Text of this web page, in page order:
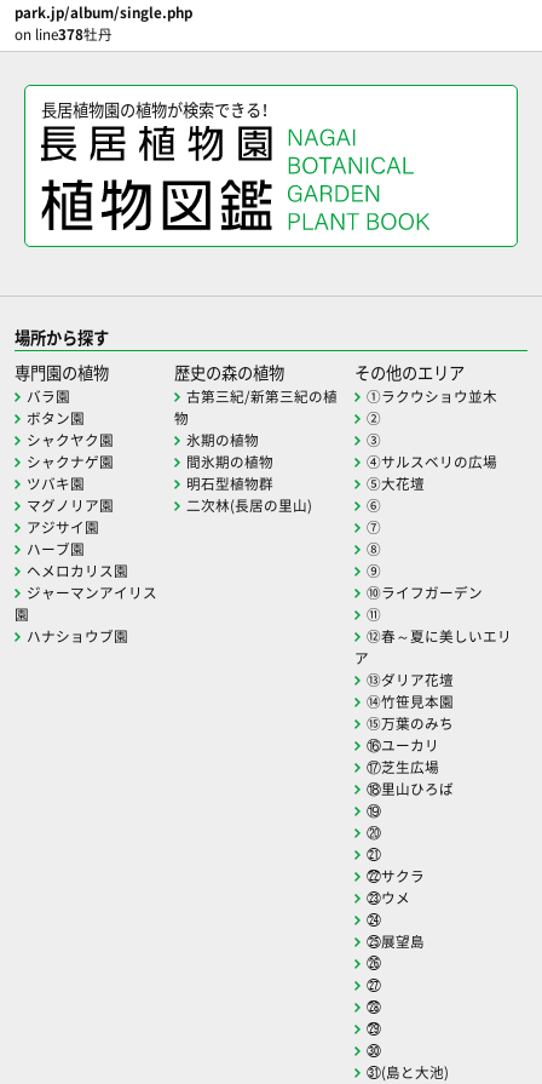
park.jp/album/single.php
on line378牡丹
長居植物園の植物が検索できる！
場所から探す
専門園の植物
バラ園
ボタン園
シャクヤク園
シャクナゲ園
ツバキ園
マグノリア園
アジサイ園
ハーブ園
ヘメロカリス園
ジャーマンアイリス
園
ハナショウブ園
歴史の森の植物
古第三紀/新第三紀の植
物
氷期の植物
間氷期の植物
明石型植物群
二次林(長居の里山)
その他のエリア
①ラクウショウ並木
②
③
④サルスベリの広場
⑤大花壇
⑥
⑦
⑧
⑨
⑩ライフガーデン
⑪
⑫春～夏に美しいエリ
ア
⑬ダリア花壇
⑭竹笹見本園
⑮万葉のみち
⑯ユーカリ
⑰芝生広場
⑱里山ひろば
⑲
⑳
㉑
㉒サクラ
㉓ウメ
㉔
㉕展望島
㉖
㉗
㉘
㉙
㉚
㉛(島と大池)